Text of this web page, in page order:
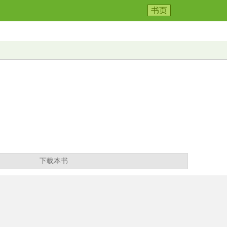
书页
下载本书